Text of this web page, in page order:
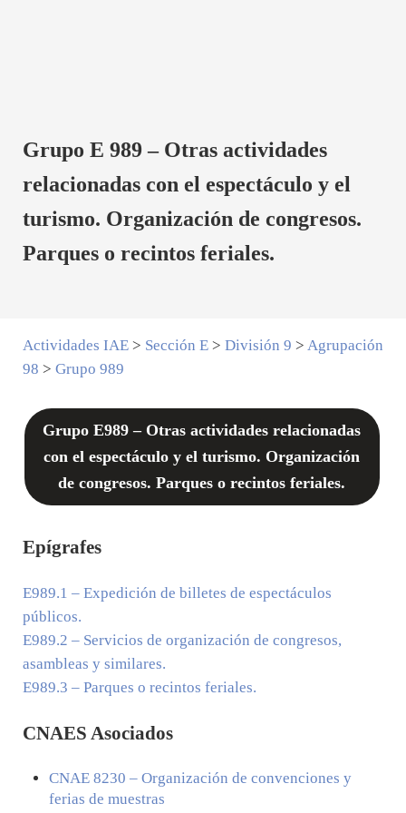
Grupo E 989 – Otras actividades
relacionadas con el espectáculo y el
turismo. Organización de congresos.
Parques o recintos feriales.
Actividades IAE> Sección E> División 9 > Agrupación
98 > Grupo 989
Grupo E989 – Otras actividades relacionadas
con el espectáculo y el turismo. Organización
de congresos. Parques o recintos feriales.
Epígrafes
E989.1 – Expedición de billetes de espectáculos
públicos.
E989.2 – Servicios de organización de congresos,
asambleas y similares.
E989.3 – Parques o recintos feriales.
CNAES Asociados
CNAE8230 – Organización de convenciones y
ferias de muestras